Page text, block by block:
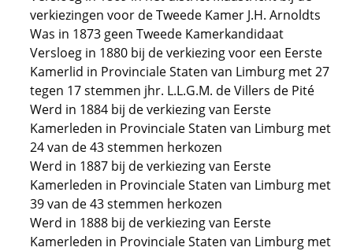
verkiezingen voor de Tweede Kamer J.H. Arnoldts
Was in 1873 geen Tweede Kamerkandidaat
Versloeg in 1880 bij de verkiezing voor een Eerste
Kamerlid in Provinciale Staten van Limburg met 27
tegen 17 stemmen jhr. L.L.G.M. de Villers de Pité
Werd in 1884 bij de verkiezing van Eerste
Kamerleden in Provinciale Staten van Limburg met
24 van de 43 stemmen herkozen
Werd in 1887 bij de verkiezing van Eerste
Kamerleden in Provinciale Staten van Limburg met
39 van de 43 stemmen herkozen
Werd in 1888 bij de verkiezing van Eerste
Kamerleden in Provinciale Staten van Limburg met